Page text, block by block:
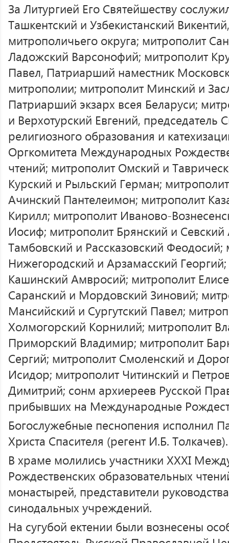
За Литургией Его Святейшеству
Ташкентский и Узбекистанский
митрополичьего округа; митрополит
Ладожский Варсонофий; митрополит
Павел, Патриарший наместник
митрополии; митрополит Минский и
Патриарший экзарх всея Беларуси;
и Верхотурский Евгений, председатель
религиозного образования и
Оргкомитета Международных
чтений; митрополит Омский и
Курский и Рыльский Герман;
Ачинский Пантелеимон; митрополит
Кирилл; митрополит Иваново-
Иосиф; митрополит Брянский и
Тамбовский и Рассказовский Феодосий;
Нижегородский и Арзамасский
Кашинский Амвросий; митрополит
Саранский и Мордовский Зиновий;
Мансийский и Сургутский Павел;
Холмогорский Корнилий; митрополит
Приморский Владимир; митрополит
Сергий; митрополит Смоленский и
Исидор; митрополит Читинский и
Димитрий; сонм архиереев Русской
прибывших на Международные
Богослужебные песнопения исполнил
Христа Спасителя (регент И.Б. Толкачев).
В храме молились участники XXХI
Рождественских образовательных
монастырей, представители
синодальных учреждений.
На сугубой ектении были вознесены